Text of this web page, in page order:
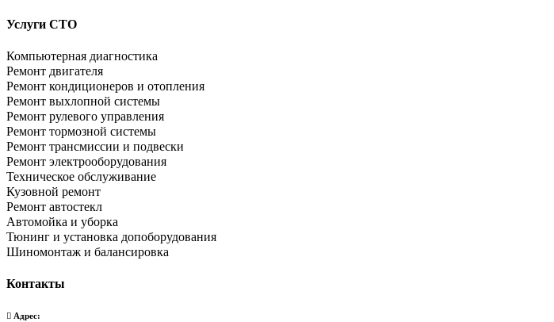
Услуги СТО
Компьютерная диагностика
Ремонт двигателя
Ремонт кондиционеров и отопления
Ремонт выхлопной системы
Ремонт рулевого управления
Ремонт тормозной системы
Ремонт трансмиссии и подвески
Ремонт электрооборудования
Техническое обслуживание
Кузовной ремонт
Ремонт автостекл
Автомойка и уборка
Тюнинг и установка допоборудования
Шиномонтаж и балансировка
Контакты
Адрес: